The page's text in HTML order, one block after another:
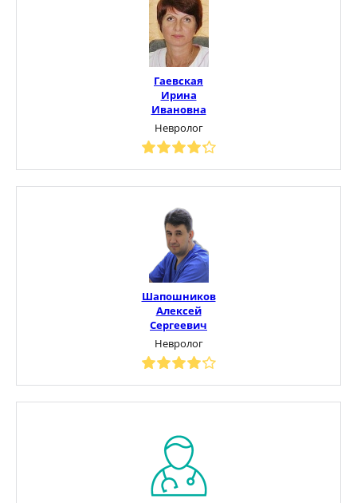
Гаевская
Ирина
Ивановна
Невролог
Шапошников
Алексей
Сергеевич
Невролог